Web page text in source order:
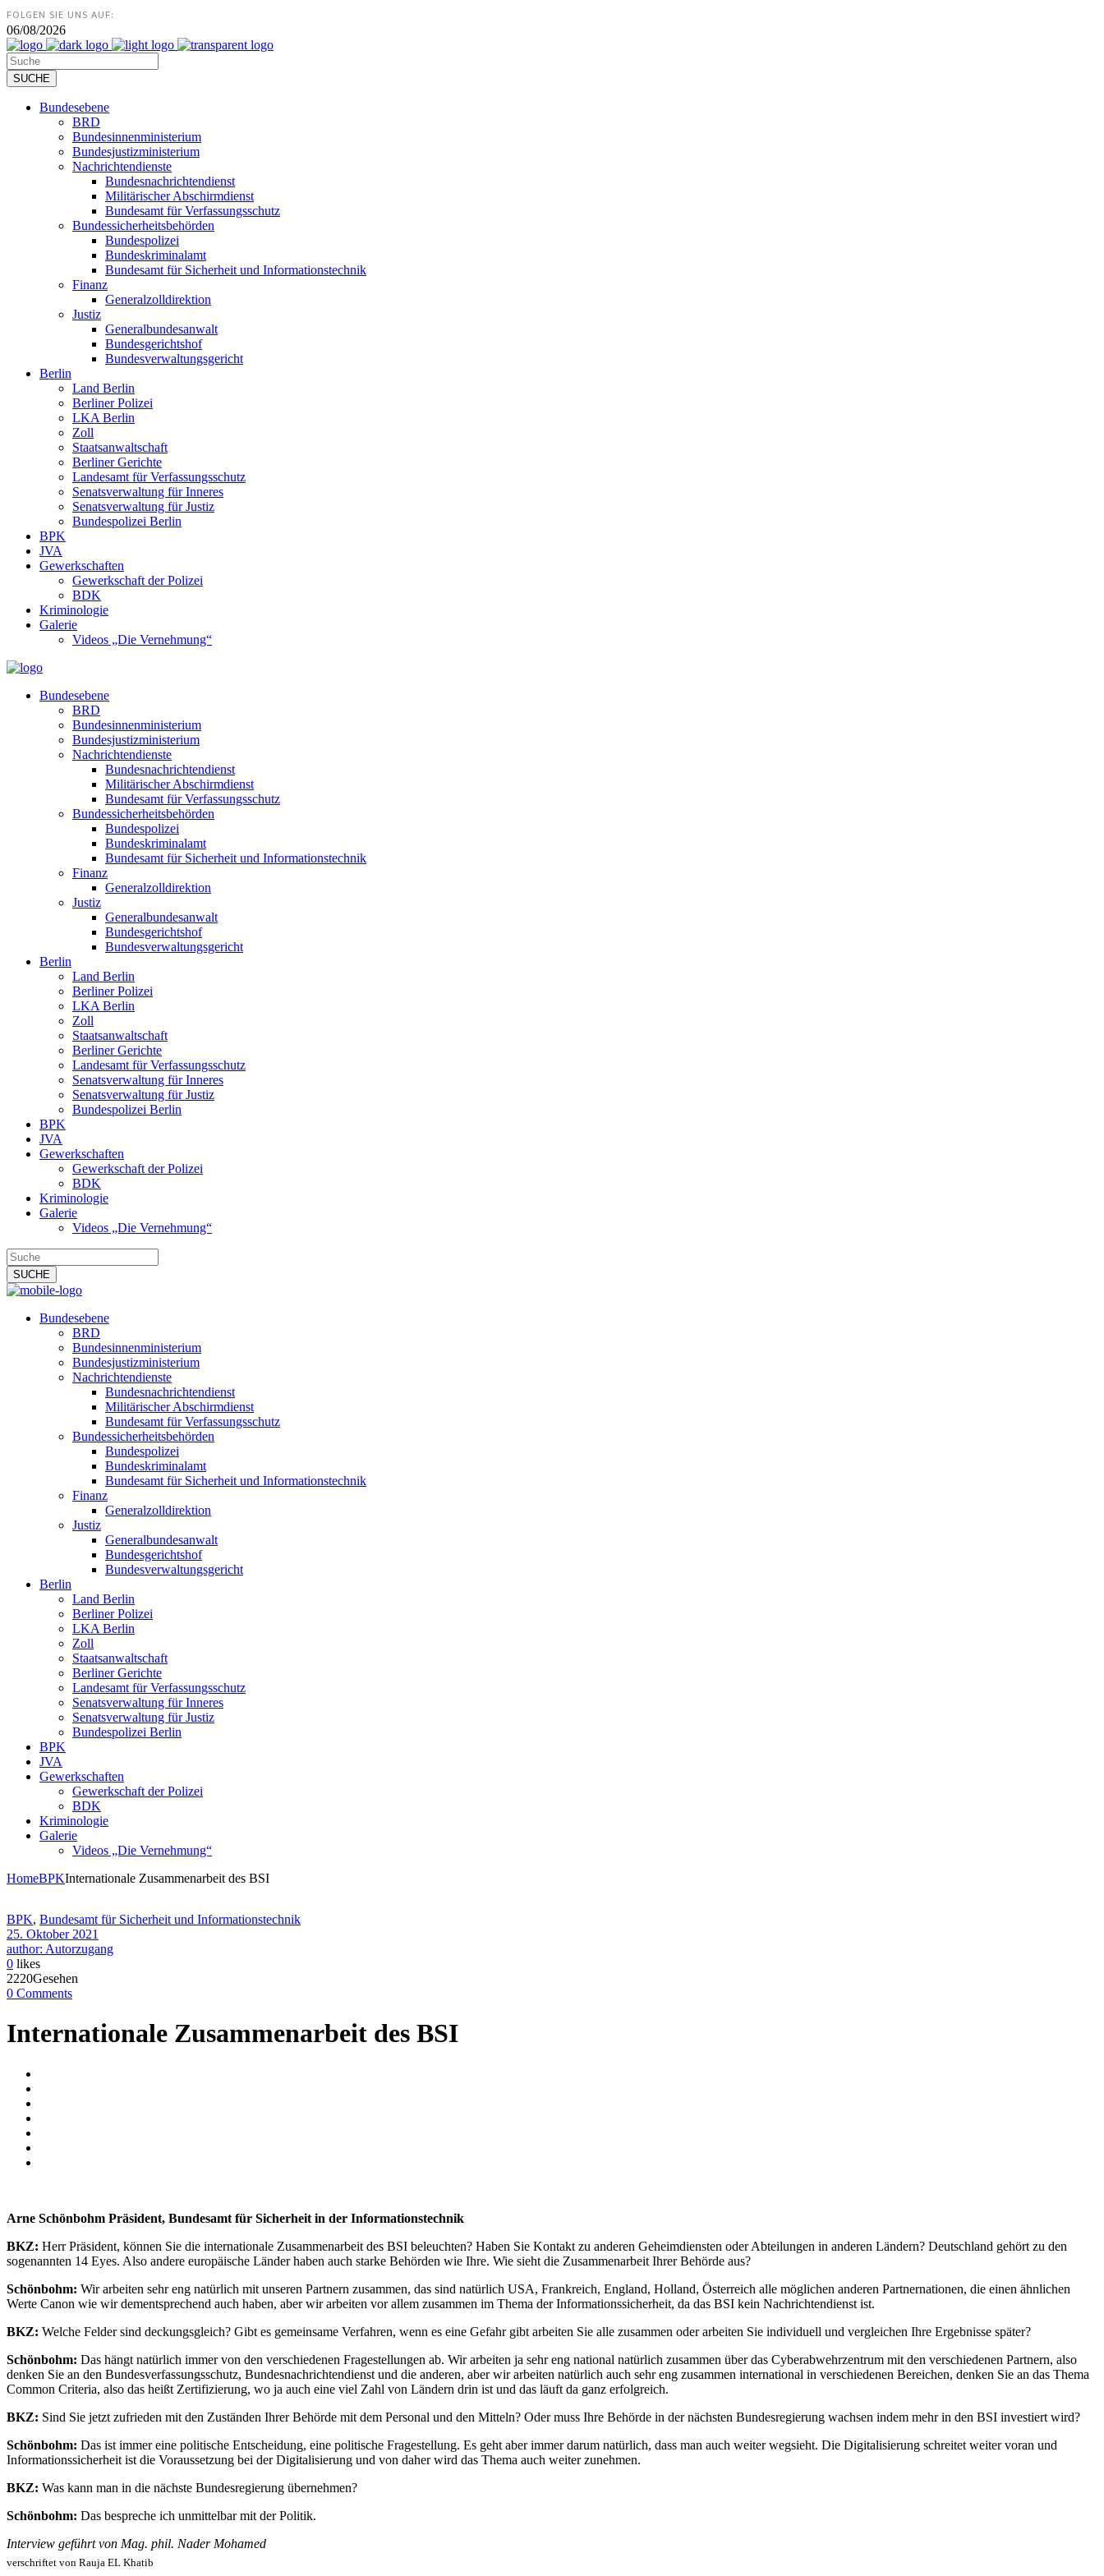
FOLGEN SIE UNS AUF:
06/08/2026
Bundesebene
BRD
Bundesinnenministerium
Bundesjustizministerium
Nachrichtendienste
Bundesnachrichtendienst
Militärischer Abschirmdienst
Bundesamt für Verfassungsschutz
Bundessicherheitsbehörden
Bundespolizei
Bundeskriminalamt
Bundesamt für Sicherheit und Informationstechnik
Finanz
Generalzolldirektion
Justiz
Generalbundesanwalt
Bundesgerichtshof
Bundesverwaltungsgericht
Berlin
Land Berlin
Berliner Polizei
LKA Berlin
Zoll
Staatsanwaltschaft
Berliner Gerichte
Landesamt für Verfassungsschutz
Senatsverwaltung für Inneres
Senatsverwaltung für Justiz
Bundespolizei Berlin
BPK
JVA
Gewerkschaften
Gewerkschaft der Polizei
BDK
Kriminologie
Galerie
Videos „Die Vernehmung“
Bundesebene
BRD
Bundesinnenministerium
Bundesjustizministerium
Nachrichtendienste
Bundesnachrichtendienst
Militärischer Abschirmdienst
Bundesamt für Verfassungsschutz
Bundessicherheitsbehörden
Bundespolizei
Bundeskriminalamt
Bundesamt für Sicherheit und Informationstechnik
Finanz
Generalzolldirektion
Justiz
Generalbundesanwalt
Bundesgerichtshof
Bundesverwaltungsgericht
Berlin
Land Berlin
Berliner Polizei
LKA Berlin
Zoll
Staatsanwaltschaft
Berliner Gerichte
Landesamt für Verfassungsschutz
Senatsverwaltung für Inneres
Senatsverwaltung für Justiz
Bundespolizei Berlin
BPK
JVA
Gewerkschaften
Gewerkschaft der Polizei
BDK
Kriminologie
Galerie
Videos „Die Vernehmung“
Bundesebene
BRD
Bundesinnenministerium
Bundesjustizministerium
Nachrichtendienste
Bundesnachrichtendienst
Militärischer Abschirmdienst
Bundesamt für Verfassungsschutz
Bundessicherheitsbehörden
Bundespolizei
Bundeskriminalamt
Bundesamt für Sicherheit und Informationstechnik
Finanz
Generalzolldirektion
Justiz
Generalbundesanwalt
Bundesgerichtshof
Bundesverwaltungsgericht
Berlin
Land Berlin
Berliner Polizei
LKA Berlin
Zoll
Staatsanwaltschaft
Berliner Gerichte
Landesamt für Verfassungsschutz
Senatsverwaltung für Inneres
Senatsverwaltung für Justiz
Bundespolizei Berlin
BPK
JVA
Gewerkschaften
Gewerkschaft der Polizei
BDK
Kriminologie
Galerie
Videos „Die Vernehmung“
HomeBPKInternationale Zusammenarbeit des BSI
BPK, Bundesamt für Sicherheit und Informationstechnik
25. Oktober 2021
author: Autorzugang
0 likes
2220Gesehen
0 Comments
Internationale Zusammenarbeit des BSI
Arne Schönbohm Präsident, Bundesamt für Sicherheit in der Informationstechnik
BKZ: Herr Präsident, können Sie die internationale Zusammenarbeit des BSI beleuchten? Haben Sie Kontakt zu anderen Geheimdiensten oder Abteilungen in anderen Ländern? Deutschland gehört zu den
sogenannten 14 Eyes. Also andere europäische Länder haben auch starke Behörden wie Ihre. Wie sieht die Zusammenarbeit Ihrer Behörde aus?
Schönbohm: Wir arbeiten sehr eng natürlich mit unseren Partnern zusammen, das sind natürlich USA, Frankreich, England, Holland, Österreich alle möglichen anderen Partnernationen, die einen ähnlichen
Werte Canon wie wir dementsprechend auch haben, aber wir arbeiten vor allem zusammen im Thema der Informationssicherheit, da das BSI kein Nachrichtendienst ist.
BKZ: Welche Felder sind deckungsgleich? Gibt es gemeinsame Verfahren, wenn es eine Gefahr gibt arbeiten Sie alle zusammen oder arbeiten Sie individuell und vergleichen Ihre Ergebnisse später?
Schönbohm: Das hängt natürlich immer von den verschiedenen Fragestellungen ab. Wir arbeiten ja sehr eng national natürlich zusammen über das Cyberabwehrzentrum mit den verschiedenen Partnern, also
denken Sie an den Bundesverfassungsschutz, Bundesnachrichtendienst und die anderen, aber wir arbeiten natürlich auch sehr eng zusammen international in verschiedenen Bereichen, denken Sie an das Thema
Common Criteria, also das heißt Zertifizierung, wo ja auch eine viel Zahl von Ländern drin ist und das läuft da ganz erfolgreich.
BKZ: Sind Sie jetzt zufrieden mit den Zuständen Ihrer Behörde mit dem Personal und den Mitteln? Oder muss Ihre Behörde in der nächsten Bundesregierung wachsen indem mehr in den BSI investiert wird?
Schönbohm: Das ist immer eine politische Entscheidung, eine politische Fragestellung. Es geht aber immer darum natürlich, dass man auch weiter wegsieht. Die Digitalisierung schreitet weiter voran und
Informationssicherheit ist die Voraussetzung bei der Digitalisierung und von daher wird das Thema auch weiter zunehmen.
BKZ: Was kann man in die nächste Bundesregierung übernehmen?
Schönbohm: Das bespreche ich unmittelbar mit der Politik.
Interview geführt von Mag. phil. Nader Mohamed
verschriftet von Rauja EL Khatib